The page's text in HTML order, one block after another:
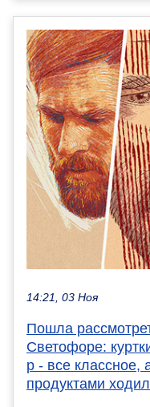
14:21, 03 Ноя
Пошла
Светофоре:
р - все классное,
продуктами